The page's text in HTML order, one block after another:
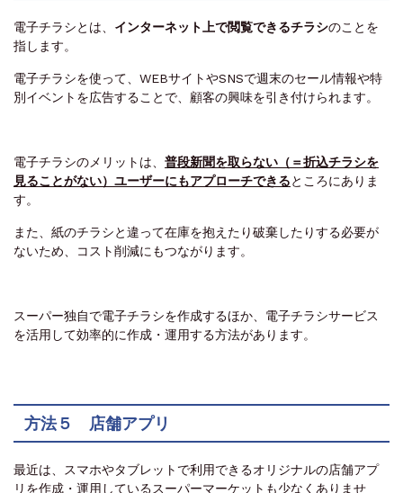
電子チラシとは、 インターネット上で閲覧できるチラシのことを
指します。
電子チラシを使って、WEBサイトやSNSで週末のセール情報や特
別イベントを広告することで、顧客の興味を引き付けられます。
電子チラシのメリットは、 普段新聞を取らない（＝折込チラシを
見ることがない）ユーザーにもアプローチできるところにありま
す。
また、紙のチラシと違って在庫を抱えたり破棄したりする必要が
ないため、コスト削減にもつながります。
スーパー独自で電子チラシを作成するほか、電子チラシサービス
を活用して効率的に作成・運用する方法があります。
方法５ 店舗アプリ
最近は、スマホやタブレットで利用できるオリジナルの店舗アプ
リを作成・運用しているスーパーマーケットも少なくありませ